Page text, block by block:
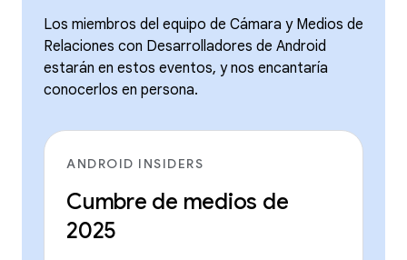
Los miembros del equipo de Cámara y Medios de
Relaciones con Desarrolladores de Android
estarán en estos eventos, y nos encantaría
conocerlos en persona.
ANDROID INSIDERS
Cumbre de medios de
2025